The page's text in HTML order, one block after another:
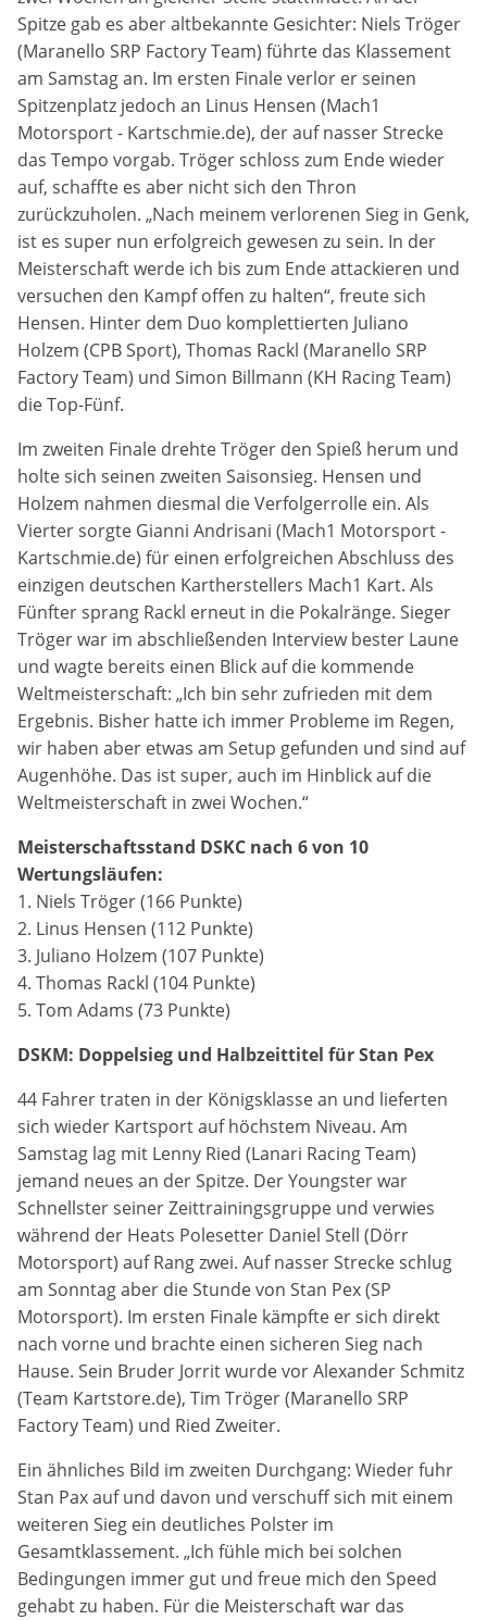
Spitze gab es aber altbekannte Gesichter: Niels Tröger
(Maranello SRP Factory Team) führte das Klassement
am Samstag an. Im ersten Finale verlor er seinen
Spitzenplatz jedoch an Linus Hensen (Mach1
Motorsport - Kartschmie.de), der auf nasser Strecke
das Tempo vorgab. Tröger schloss zum Ende wieder
auf, schaffte es aber nicht sich den Thron
zurückzuholen. „Nach meinem verlorenen Sieg in Genk,
ist es super nun erfolgreich gewesen zu sein. In der
Meisterschaft werde ich bis zum Ende attackieren und
versuchen den Kampf offen zu halten“, freute sich
Hensen. Hinter dem Duo komplettierten Juliano
Holzem (CPB Sport), Thomas Rackl (Maranello SRP
Factory Team) und Simon Billmann (KH Racing Team)
die Top-Fünf.
Im zweiten Finale drehte Tröger den Spieß herum und
holte sich seinen zweiten Saisonsieg. Hensen und
Holzem nahmen diesmal die Verfolgerrolle ein. Als
Vierter sorgte Gianni Andrisani (Mach1 Motorsport -
Kartschmie.de) für einen erfolgreichen Abschluss des
einzigen deutschen Kartherstellers Mach1 Kart. Als
Fünfter sprang Rackl erneut in die Pokalränge. Sieger
Tröger war im abschließenden Interview bester Laune
und wagte bereits einen Blick auf die kommende
Weltmeisterschaft: „Ich bin sehr zufrieden mit dem
Ergebnis. Bisher hatte ich immer Probleme im Regen,
wir haben aber etwas am Setup gefunden und sind auf
Augenhöhe. Das ist super, auch im Hinblick auf die
Weltmeisterschaft in zwei Wochen.“
Meisterschaftsstand DSKC nach 6 von 10
Wertungsläufen:
1. Niels Tröger (166 Punkte)
2. Linus Hensen (112 Punkte)
3. Juliano Holzem (107 Punkte)
4. Thomas Rackl (104 Punkte)
5. Tom Adams (73 Punkte)
DSKM: Doppelsieg und Halbzeittitel für Stan Pex
44 Fahrer traten in der Königsklasse an und lieferten
sich wieder Kartsport auf höchstem Niveau. Am
Samstag lag mit Lenny Ried (Lanari Racing Team)
jemand neues an der Spitze. Der Youngster war
Schnellster seiner Zeittrainingsgruppe und verwies
während der Heats Polesetter Daniel Stell (Dörr
Motorsport) auf Rang zwei. Auf nasser Strecke schlug
am Sonntag aber die Stunde von Stan Pex (SP
Motorsport). Im ersten Finale kämpfte er sich direkt
nach vorne und brachte einen sicheren Sieg nach
Hause. Sein Bruder Jorrit wurde vor Alexander Schmitz
(Team Kartstore.de), Tim Tröger (Maranello SRP
Factory Team) und Ried Zweiter.
Ein ähnliches Bild im zweiten Durchgang: Wieder fuhr
Stan Pax auf und davon und verschuff sich mit einem
weiteren Sieg ein deutliches Polster im
Gesamtklassement. „Ich fühle mich bei solchen
Bedingungen immer gut und freue mich den Speed
gehabt zu haben. Für die Meisterschaft war das
Anbieter:
Google LLC
Zweck:
Cookies, die ggf. zur Einbettung und Bereitstellung
von Videos auf unserer Website gesetzt werden.
Google Maps
Anbieter:
Google LLC
Zweck:
Cookies, die ggf. zur Einbettung und Bereitstellung
von interaktiven Karten auf unserer Website gesetzt
werden.
Marketing
Marketing-Cookies werden von Drittanbietern verwendet,
um personalisierte Werbung anzuzeigen. Dazu verfolgen
sie die Aktivitäten der Besucher über verschiedene
Websites hinweg.
Google Ads
Name:
_gcl_aw, _gcl_gs, _gclid, _gcl_au, FPGCLAW, FPAU
Anbieter:
Google LLC
Wir nutzen Marketing-Cookies, um den Erfolg unserer
Online-Werbemaßnahmen auf anderen Seiten zu
messen und damit eine optimale Verteilung unseres
Werbebudgets zu gewährleisten.
Cookie Laufzeit: